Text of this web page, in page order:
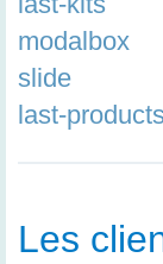
modalbox
slide
last-
Les